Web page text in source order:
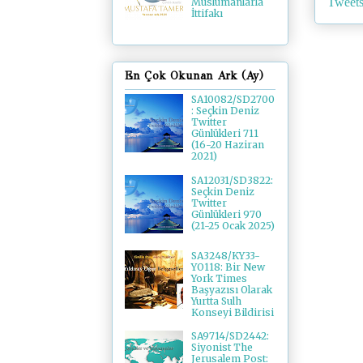
İttifakı
En Çok Okunan Ark (Ay)
SA10082/SD2700
: Seçkin Deniz
Twitter
Günlükleri 711
(16-20 Haziran
2021)
SA12031/SD3822:
Seçkin Deniz
Twitter
Günlükleri 970
(21-25 Ocak 2025)
SA3248/KY33-
YO118: Bir New
York Times
Başyazısı Olarak
Yurtta Sulh
Konseyi Bildirisi
SA9714/SD2442:
Siyonist The
Jerusalem Post: